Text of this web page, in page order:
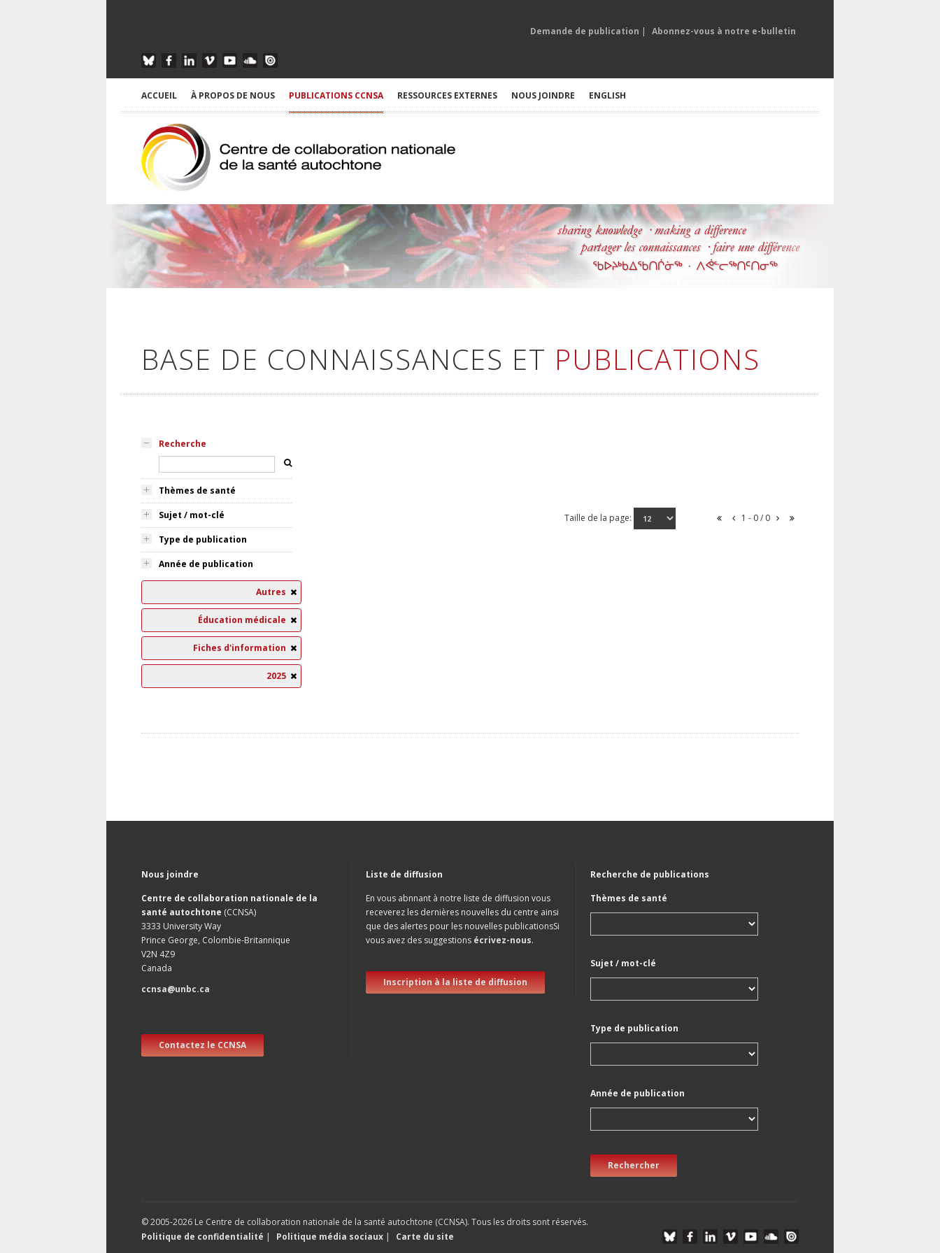
Demande de publication | Abonnez-vous à notre e-bulletin
ACCUEIL À PROPOS DE NOUS PUBLICATIONS CCNSA RESSOURCES EXTERNES NOUS JOINDRE ENGLISH
BASE DE CONNAISSANCES ET PUBLICATIONS
Recherche
Thèmes de santé
Sujet / mot-clé
Type de publication
Année de publication
Autres
Éducation médicale
Fiches d'information
2025
Taille de la page: 1 - 0 / 0
Nous joindre
Centre de collaboration nationale de la
santé autochtone (CCNSA)
3333 University Way
Prince George, Colombie-Britannique
V2N 4Z9
Canada
ccnsa@unbc.ca
Contactez le CCNSA
Liste de diffusion
En vous abnnant à notre liste de diffusion vous
receverez les dernières nouvelles du centre ainsi
que des alertes pour les nouvelles publicationsSi
vous avez des suggestions écrivez-nous.
Inscription à la liste de diffusion
Recherche de publications
Thèmes de santé
Sujet / mot-clé
Type de publication
Année de publication
Rechercher
© 2005-2026 Le Centre de collaboration nationale de la santé autochtone (CCNSA). Tous les droits sont réservés.
Politique de confidentialité | Politique média sociaux | Carte du site